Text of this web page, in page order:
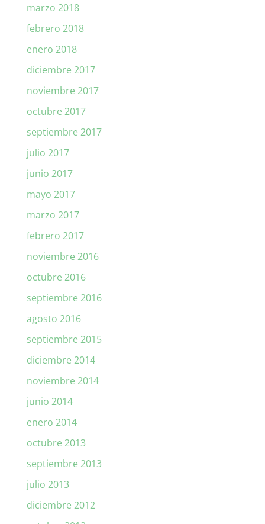
marzo 2018
febrero 2018
enero 2018
diciembre 2017
noviembre 2017
octubre 2017
septiembre 2017
julio 2017
junio 2017
mayo 2017
marzo 2017
febrero 2017
noviembre 2016
octubre 2016
septiembre 2016
agosto 2016
septiembre 2015
diciembre 2014
noviembre 2014
junio 2014
enero 2014
octubre 2013
septiembre 2013
julio 2013
diciembre 2012